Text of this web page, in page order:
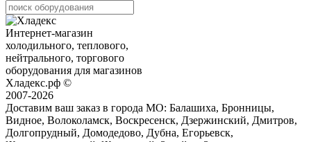
Интернет-магазин
холодильного, теплового,
нейтрального, торгового
оборудования для магазинов
Хладекс.рф ©
2007-2026
Доставим ваш заказ в города МО: Балашиха, Бронницы,
Видное, Волоколамск, Воскресенск, Дзержинский, Дмитров,
Долгопрудный, Домодедово, Дубна, Егорьевск,